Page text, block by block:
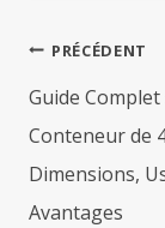
de
l’article
PRÉCÉDENT
Guide
Conteneur de
Dimensions,
Avantages